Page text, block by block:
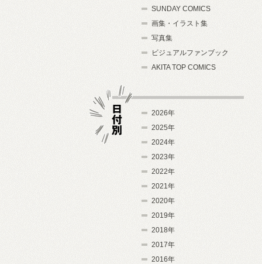
SUNDAY COMICS
画集・イラスト集
写真集
ビジュアルファンブック
AKITA TOP COMICS
2026年
2025年
2024年
2023年
2022年
2021年
2020年
2019年
2018年
2017年
2016年